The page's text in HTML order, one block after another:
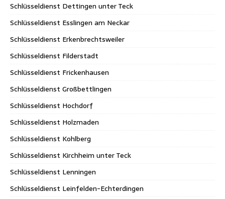
Schlüsseldienst Dettingen unter Teck
Schlüsseldienst Esslingen am Neckar
Schlüsseldienst Erkenbrechtsweiler
Schlüsseldienst Filderstadt
Schlüsseldienst Frickenhausen
Schlüsseldienst Großbettlingen
Schlüsseldienst Hochdorf
Schlüsseldienst Holzmaden
Schlüsseldienst Kohlberg
Schlüsseldienst Kirchheim unter Teck
Schlüsseldienst Lenningen
Schlüsseldienst Leinfelden-Echterdingen